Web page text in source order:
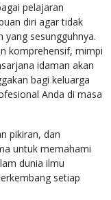
pelajaran
diri agar tidak
yang sesungguhnya.
komprehensif, mimpi
idaman akan
bagi keluarga
Anda di masa
pikiran, dan
untuk memahami
dunia ilmu
setiap